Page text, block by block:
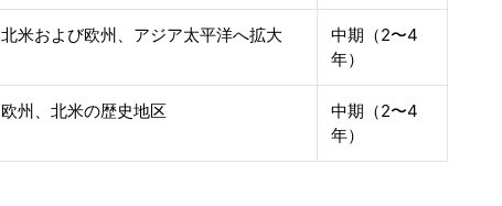
北米および欧州、アジア太平洋へ拡大
中期（2〜4
年）
欧州、北米の歴史地区
中期（2〜4
年）